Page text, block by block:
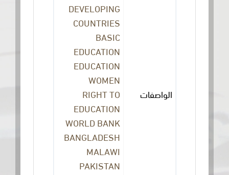
الواصفات
DEVELOPING
COUNTRIES
BASIC
EDUCATION
EDUCATION
WOMEN
RIGHT TO
EDUCATION
WORLD BANK
BANGLADESH
MALAWI
PAKISTAN